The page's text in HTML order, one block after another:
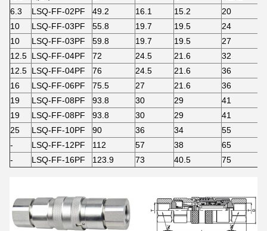
6.3
LSQ-FF-02PF 49.2 16.1 15.2 20
10
LSQ-FF-03PF 55.8 19.7 19.5 24
10
LSQ-FF-03PF 59.8 19.7 19.5 27
12.5 LSQ-FF-04PF 72 24.5 21.6 32
12.5 LSQ-FF-04PF 76 24.5 21.6 36
16
LSQ-FF-06PF 75.5 27 21.6 36
19
LSQ-FF-08PF 93.8 30 29 41
19
LSQ-FF-08PF 93.8 30 29 41
25
LSQ-FF-10PF 90 36 34 55
-
LSQ-FF-12PF 112 57 38 65
-
LSQ-FF-16PF 123.9 73 40.5 75